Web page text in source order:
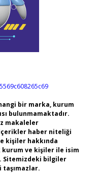
bir marka, kurum
bulunmamaktadır.
makaleler
haber niteliği
kişiler hakkında
kurum ve kişiler ile isim
Sitemizdeki bilgiler